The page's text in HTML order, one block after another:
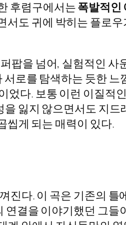
후렴구에서는폭발적인
도 귀에 박히는 플로
팝을 넘어, 실험적인 사
로를 탐색하는 듯한 느
다. 보통 이런 이질적
을 잃지 않으면서도 지
씹게 되는 매력이 있다.
진다. 이 곡은 기존의 틀
결을 이야기했던 그들